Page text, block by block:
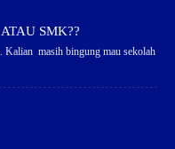
SMK??
Kalian masih bingung mau sekolah